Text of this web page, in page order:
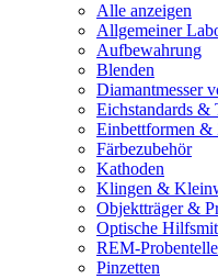
Alle anzeigen
Allgemeiner
Aufbewahrung
Blenden
Diamantmesser
Eichstandards &
Einbettformen &
Färbezubehör
Kathoden
Klingen &
Objektträger &
Optische
REM-
Pinzetten